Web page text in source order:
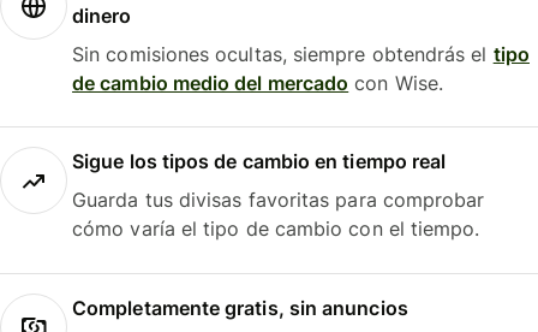
dinero
Sin comisiones ocultas, siempre obtendrás el tipo
de cambio medio del mercado con Wise.
Sigue los tipos de cambio en tiempo real
Guarda tus divisas favoritas para comprobar
cómo varía el tipo de cambio con el tiempo.
Completamente gratis, sin anuncios